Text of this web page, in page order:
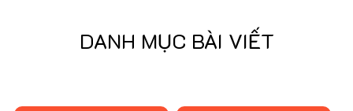
DANH MỤC BÀI VIẾT